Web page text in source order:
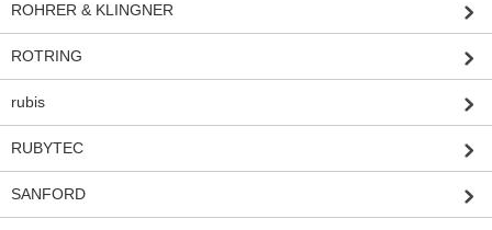
ROHRER & KLINGNER
ROTRING
rubis
RUBYTEC
SANFORD